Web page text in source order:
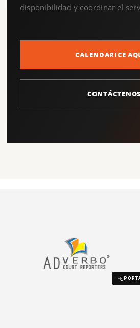
disponibilidad y coordinar el
CALENDARICE
CONTÁCTENOS